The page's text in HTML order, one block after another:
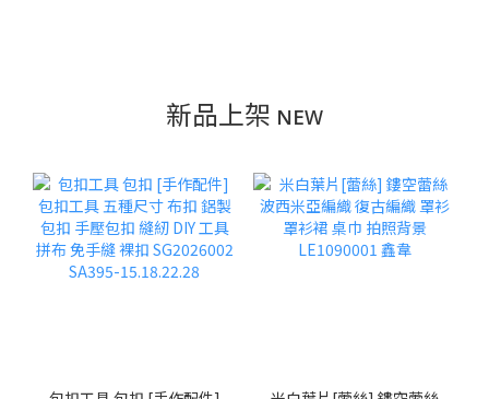
新品上架 ɴᴇᴡ